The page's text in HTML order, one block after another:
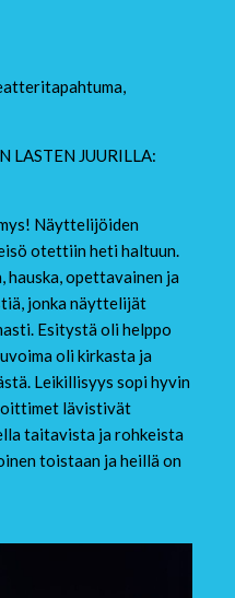
LASTEN JUURILLA:
Näyttelijöiden
otettiin heti haltuun.
hauska, opettavainen ja
jonka näyttelijät
Esitystä oli helppo
oli kirkasta ja
Leikillisyys sopi hyvin
lävistivät
taitavista ja rohkeista
toistaan ja heillä on